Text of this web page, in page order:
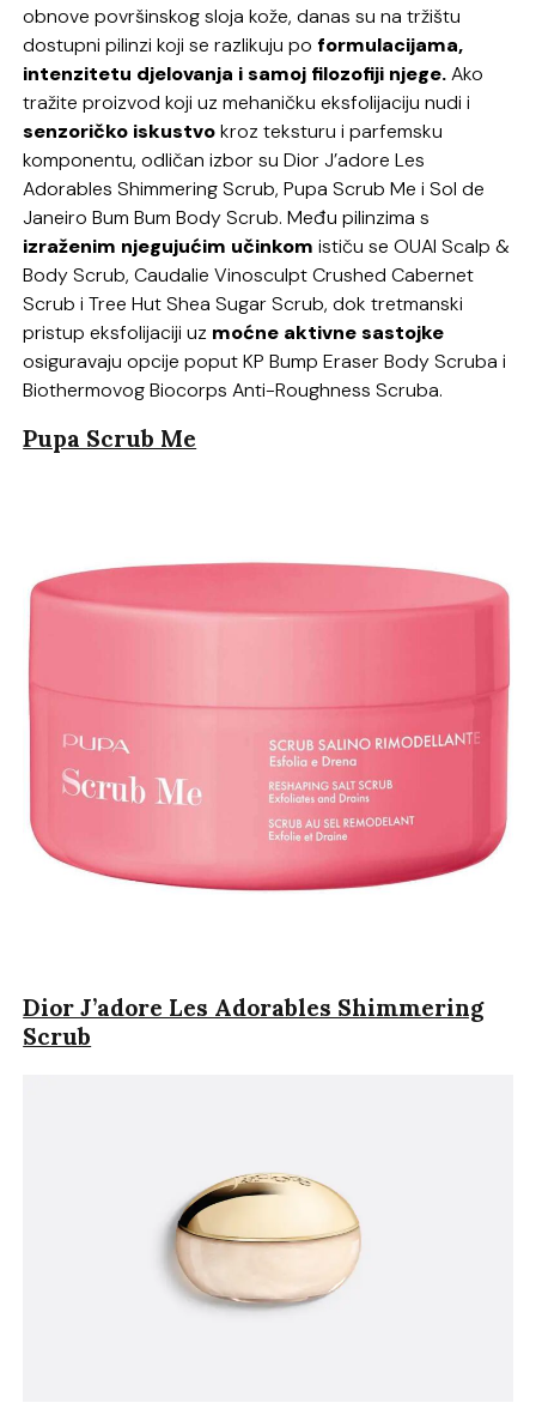
obnove površinskog sloja kože, danas su na tržištu
dostupni pilinzi koji se razlikuju po formulacijama,
intenzitetu djelovanja i samoj filozofiji njege.Ako
tražite proizvod koji uz mehaničku eksfolijaciju nudi i
senzoričko iskustvokroz teksturu i parfemsku
komponentu, odličan izbor su Dior J’adore Les
Adorables Shimmering Scrub, Pupa Scrub Me i Sol de
Janeiro Bum Bum Body Scrub. Među pilinzima s
izraženim njegujućim učinkom ističu se OUAI Scalp &
Body Scrub, Caudalie Vinosculpt Crushed Cabernet
Scrub i Tree Hut Shea Sugar Scrub, dok tretmanski
pristup eksfolijaciji uz moćne aktivne sastojke
osiguravaju opcije poput KP Bump Eraser Body Scruba i
Biothermovog Biocorps Anti-Roughness Scruba.
Pupa Scrub Me
Dior J’adore Les Adorables Shimmering
Scrub